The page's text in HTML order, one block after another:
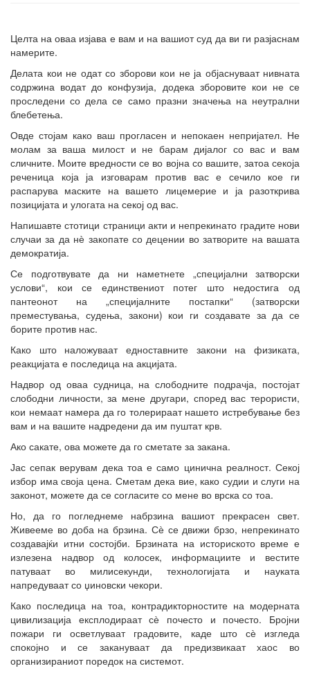
Целта на оваа изјава е вам и на вашиот суд да ви ги разјаснам
намерите.
Делата кои не одат со зборови кои не ја објаснуваат нивната
содржина водат до конфузија, додека зборовите кои не се
проследени со дела се само празни значења на неутрални
блебетења.
Овде стојам како ваш прогласен и непокаен непријател. Не
молам за ваша милост и не барам дијалог со вас и вам
сличните. Моите вредности се во војна со вашите, затоа секоја
реченица која ја изговарам против вас е сечило кое ги
распарува маските на вашето лицемерие и ја разоткрива
позицијата и улогата на секој од вас.
Напишавте стотици страници акти и непрекинато градите нови
случаи за да нѐ закопате со децении во затворите на вашата
демократија.
Се подготвувате да ни наметнете „специјални затворски
услови“, кои се единствениот потег што недостига од
пантеонот на „специјалните постапки“ (затворски
преместувања, судења, закони) кои ги создавате за да се
борите против нас.
Како што наложуваат едноставните закони на физиката,
реакцијата е последица на акцијата.
Надвор од оваа судница, на слободните подрачја, постојат
слободни личности, за мене другари, според вас терористи,
кои немаат намера да го толерираат нашето истребување без
вам и на вашите надредени да им пуштат крв.
Ако сакате, ова можете да го сметате за закана.
Јас сепак верувам дека тоа е само цинична реалност. Секој
избор има своја цена. Сметам дека вие, како судии и слуги на
законот, можете да се согласите со мене во врска со тоа.
Но, да го погледнеме набрзина вашиот прекрасен свет.
Живееме во доба на брзина. Сѐ се движи брзо, непрекинато
создавајќи итни состојби. Брзината на историското време е
излезена надвор од колосек, информациите и вестите
патуваат во милисекунди, технологијата и науката
напредуваат со џиновски чекори.
Како последица на тоа, контрадикторностите на модерната
цивилизација експлодираат сѐ почесто и почесто. Бројни
пожари ги осветлуваат градовите, каде што сѐ изгледа
спокојно и се закануваат да предизвикаат хаос во
организираниот поредок на системот.